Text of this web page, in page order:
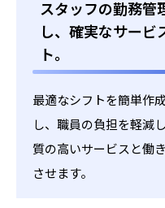
スタッフの勤務管
し、確実なサービ
ト。
最適なシフトを簡単作
し、職員の負担を軽減
質の高いサービスと働
させます。